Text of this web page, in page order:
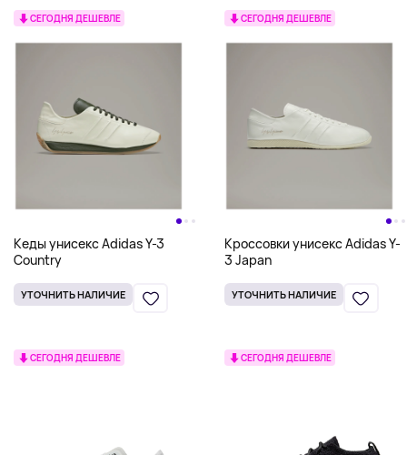
СЕГОДНЯ ДЕШЕВЛЕ
Кеды унисекс Adidas Y-3
Country
УТОЧНИТЬ НАЛИЧИЕ
СЕГОДНЯ ДЕШЕВЛЕ
Кроссовки унисекс Adidas Y-
3 Japan
УТОЧНИТЬ НАЛИЧИЕ
СЕГОДНЯ ДЕШЕВЛЕ СЕГОДНЯ ДЕШЕВЛЕ